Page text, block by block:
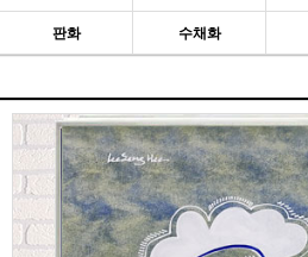
판화 수채화